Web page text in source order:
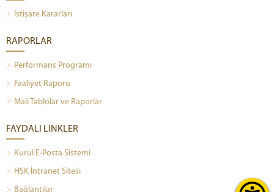
İstişare Kararları
RAPORLAR
Performans Programı
Faaliyet Raporu
Mali Tablolar ve Raporlar
FAYDALI LİNKLER
Kurul E-Posta Sistemi
HSK İntranet Sitesi
Bağlantılar